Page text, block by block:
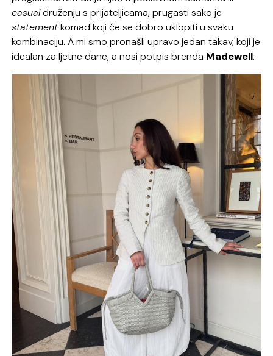
casualdruženju s prijateljicama, prugasti sako je
statementkomad koji će se dobro uklopiti u svaku
kombinaciju. A mi smo pronašli upravo jedan takav, koji je
idealan za ljetne dane, a nosi potpis brenda Madewell.